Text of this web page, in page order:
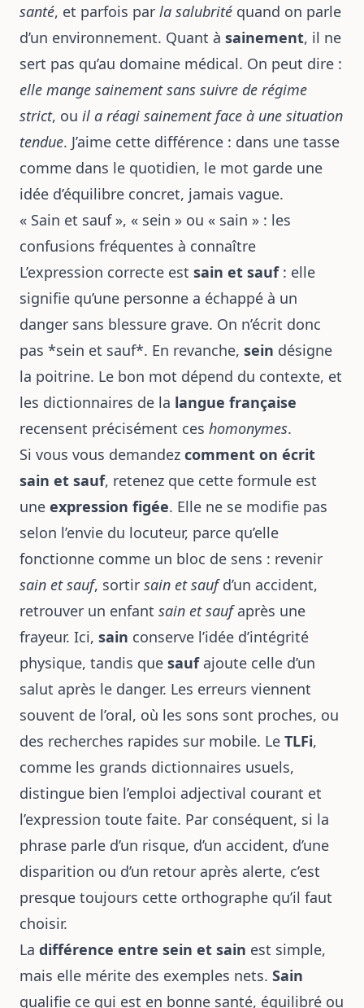
santé, et parfois par la salubrité quand on parle
d’un environnement. Quant à sainement, il ne
sert pas qu’au domaine médical. On peut dire :
elle mange sainement sans suivre de régime
strict, ou il a réagi sainement face à une situation
tendue. J’aime cette différence : dans une tasse
comme dans le quotidien, le mot garde une
idée d’équilibre concret, jamais vague.
« Sain et sauf », « sein » ou « sain » : les
confusions fréquentes à connaître
L’expression correcte est sain et sauf: elle
signifie qu’une personne a échappé à un
danger sans blessure grave. On n’écrit donc
pas *sein et sauf*. En revanche, sein désigne
la poitrine. Le bon mot dépend du contexte, et
les dictionnaires de la langue française
recensent précisément ces homonymes.
Si vous vous demandez comment on écrit
sain et sauf, retenez que cette formule est
une expression figée. Elle ne se modifie pas
selon l’envie du locuteur, parce qu’elle
fonctionne comme un bloc de sens : revenir
sain et sauf, sortir sain et saufd’un accident,
retrouver un enfant sain et saufaprès une
frayeur. Ici, sain conserve l’idée d’intégrité
physique, tandis que saufajoute celle d’un
salut après le danger. Les erreurs viennent
souvent de l’oral, où les sons sont proches, ou
des recherches rapides sur mobile. Le TLFi,
comme les grands dictionnaires usuels,
distingue bien l’emploi adjectival courant et
l’expression toute faite. Par conséquent, si la
phrase parle d’un risque, d’un accident, d’une
disparition ou d’un retour après alerte, c’est
presque toujours cette orthographe qu’il faut
choisir.
La différence entre sein et sain est simple,
mais elle mérite des exemples nets. Sain
qualifie ce qui est en bonne santé, équilibré ou